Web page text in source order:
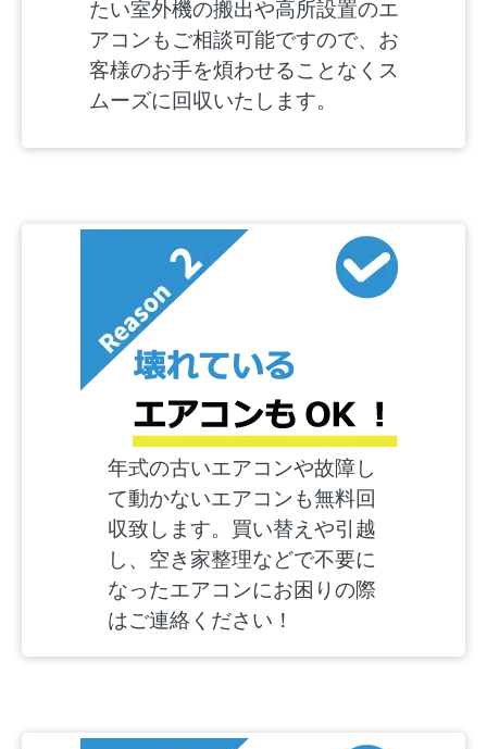
たい室外機の搬出や高所設置のエ
アコンもご相談可能ですので、お
客様のお手を煩わせることなくス
ムーズに回収いたします。
年式の古いエアコンや故障し
て動かないエアコンも無料回
収致します。買い替えや引越
し、空き家整理などで不要に
なったエアコンにお困りの際
はご連絡ください！